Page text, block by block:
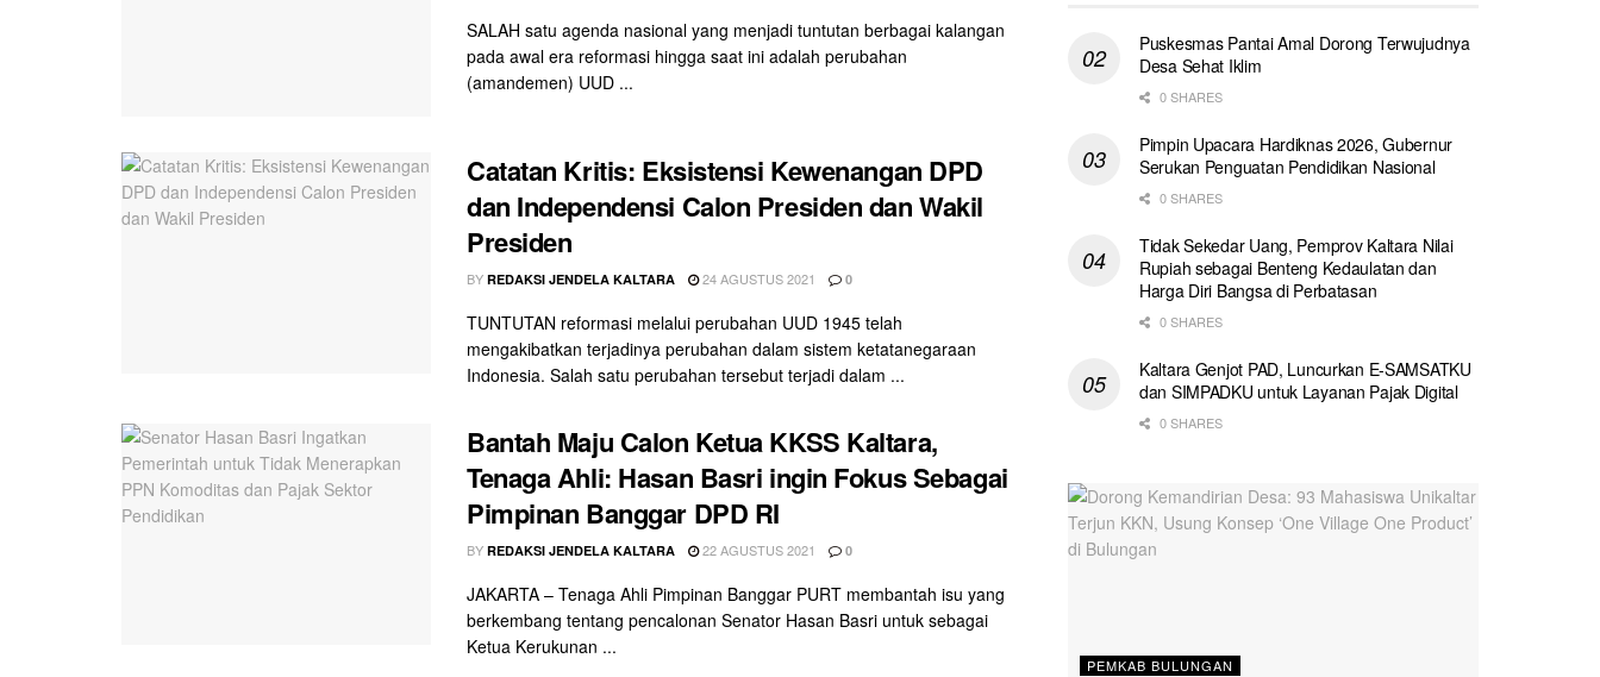
SALAH satu agenda nasional yang menjadi tuntutan berbagai kalangan
pada awal era reformasi hingga saat ini adalah perubahan
(amandemen) UUD ...
Catatan Kritis: Eksistensi Kewenangan DPD
dan Independensi Calon Presiden dan Wakil
Presiden
BY REDAKSI JENDELA KALTARA 24 AGUSTUS 2021 0
TUNTUTAN reformasi melalui perubahan UUD 1945 telah
mengakibatkan terjadinya perubahan dalam sistem ketatanegaraan
Indonesia. Salah satu perubahan tersebut terjadi dalam ...
Bantah Maju Calon Ketua KKSS Kaltara,
Tenaga Ahli: Hasan Basri ingin Fokus Sebagai
Pimpinan Banggar DPD RI
BY REDAKSI JENDELA KALTARA 22 AGUSTUS 2021 0
JAKARTA – Tenaga Ahli Pimpinan Banggar PURT membantah isu yang
berkembang tentang pencalonan Senator Hasan Basri untuk sebagai
Ketua Kerukunan ...
Puskesmas Pantai Amal Dorong Terwujudnya
Desa Sehat Iklim
0 SHARES
Pimpin Upacara Hardiknas 2026, Gubernur
Serukan Penguatan Pendidikan Nasional
0 SHARES
Tidak Sekedar Uang, Pemprov Kaltara Nilai
Rupiah sebagai Benteng Kedaulatan dan
Harga Diri Bangsa di Perbatasan
0 SHARES
Kaltara Genjot PAD, Luncurkan E-SAMSATKU
dan SIMPADKU untuk Layanan Pajak Digital
0 SHARES
PEMKAB BULUNGAN